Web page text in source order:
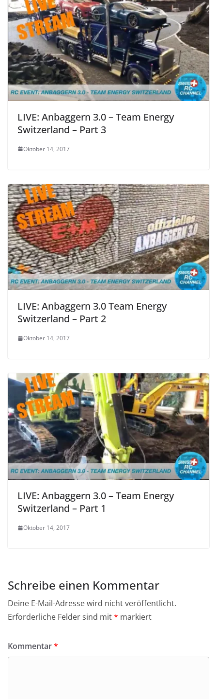
LIVE: Anbaggern 3.0 – Team Energy
Switzerland – Part 3
Oktober 14, 2017
LIVE: Anbaggern 3.0 Team Energy
Switzerland – Part 2
Oktober 14, 2017
LIVE: Anbaggern 3.0 – Team Energy
Switzerland – Part 1
Oktober 14, 2017
Schreibe einen Kommentar
Deine E-Mail-Adresse wird nicht veröffentlicht.
Erforderliche Felder sind mit* markiert
Kommentar*